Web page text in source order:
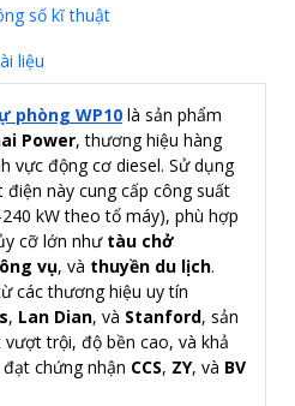
số kĩ thuật
liệu
phòng WP10 là sản phẩm
Power, thương hiệu hàng
vực động cơ diesel. Sử dụng
điện này cung cấp công suất
kW theo tổ máy), phù hợp
cỡ lớn như tàu chở
vụ, và thuyền du lịch.
các thương hiệu uy tín
, Lan Dian, và Stanford, sản
trội, độ bền cao, và khả
chứng nhận CCS, ZY, và BV